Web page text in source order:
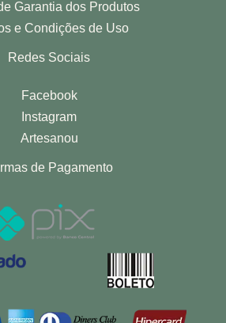
Garantia dos Produtos
e Condições de Uso
Redes Sociais
Facebook
Instagram
Artesanou
de Pagamento